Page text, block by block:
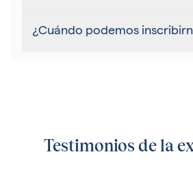
¿Cuándo podemos
Testimonios de la